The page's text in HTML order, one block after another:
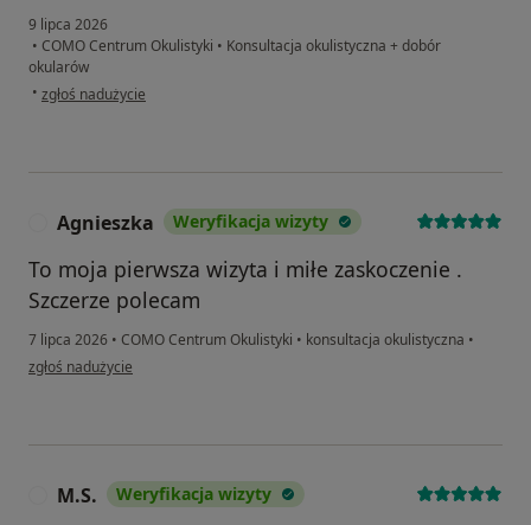
9 lipca 2026
• COMO Centrum Okulistyki • Konsultacja okulistyczna + dobór
okularów
• w opinii użytkownika Marta U.
zgłoś nadużycie
Agnieszka Weryfikacja wizyty
To moja pierwsza wizyta i miłe zaskoczenie .
Szczerze polecam
7 lipca 2026 • COMO Centrum Okulistyki • konsultacja okulistyczna •
w opinii użytkownika Agnieszka
zgłoś nadużycie
M.S. Weryfikacja wizyty